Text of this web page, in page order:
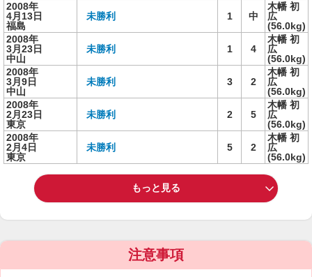
2008年
4月13日
福島
未勝利 1 中
木幡 初
広
(56.0kg)
2008年
3月23日
中山
未勝利 1 4
木幡 初
広
(56.0kg)
2008年
3月9日
中山
未勝利 3 2
木幡 初
広
(56.0kg)
2008年
2月23日
東京
未勝利 2 5
木幡 初
広
(56.0kg)
2008年
2月4日
東京
未勝利 5 2
木幡 初
広
(56.0kg)
もっと見る
注意事項